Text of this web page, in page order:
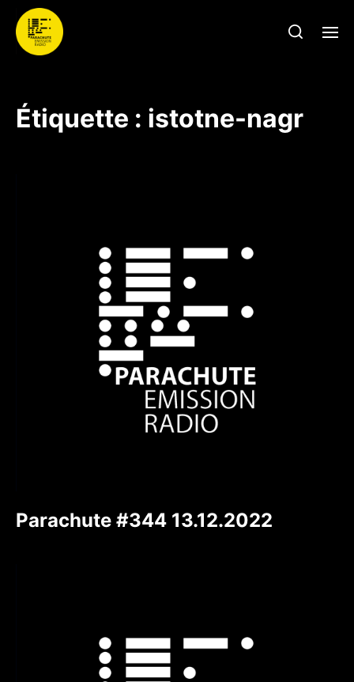
Étiquette : istotne-nagr
Parachute #344 13.12.2022